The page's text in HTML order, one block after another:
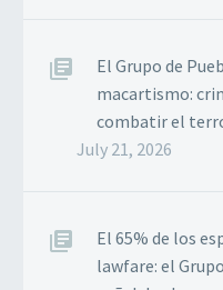
El Grupo de
macartismo:
combatir el
July 21, 2026
El 65% de los
lawfare: el